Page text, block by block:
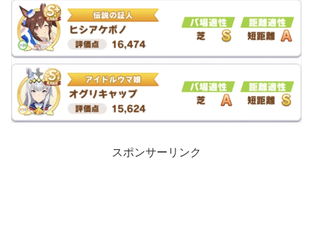
スポンサーリンク